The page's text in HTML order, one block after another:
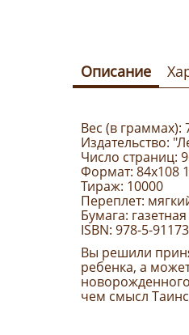
Описание
Вес (в граммах):
Издательство:
Число страниц:
Формат: 84х108
Тираж: 10000
Переплет:
Бумага: газетная
ISBN: 978-5-
Вы решили
ребенка, а
чем смысл